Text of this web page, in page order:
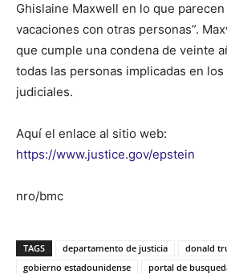
Ghislaine Maxwell en lo que
vacaciones con otras personas”.
que cumple una condena de veinte
todas las personas implicadas en
judiciales.
Aquí el enlace al sitio web:
https://www.justice.gov/epstein
nro/bmc
TAGS departamento de justicia donald
gobierno estadounidense
portal de